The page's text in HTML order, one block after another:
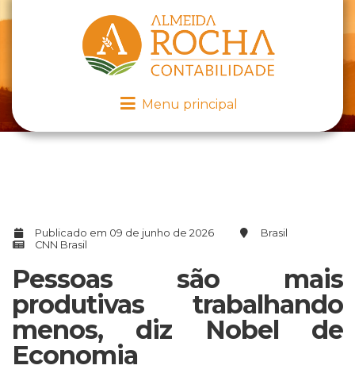
Menu principal
Publicado em 09 de junho de 2026
Brasil
CNN Brasil
Pessoas são mais
produtivas trabalhando
menos, diz Nobel de
Economia